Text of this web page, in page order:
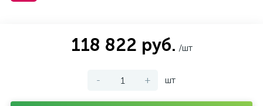
118 822 руб. /шт
- + шт